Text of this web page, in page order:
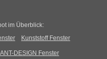
im Überblick:
Kunststoff Fenster
DESIGN Fenster